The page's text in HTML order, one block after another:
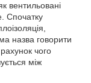
вентильовані
Спочатку
назва говорити
чого
між